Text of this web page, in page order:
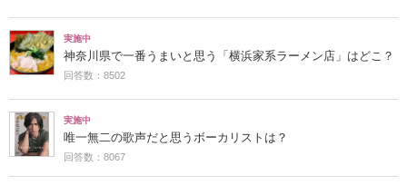
実施中
神奈川県で一番うまいと思う「横浜家系ラーメン店」はどこ？
回答数：8502
実施中
唯一無二の歌声だと思うボーカリストは？
回答数：8067